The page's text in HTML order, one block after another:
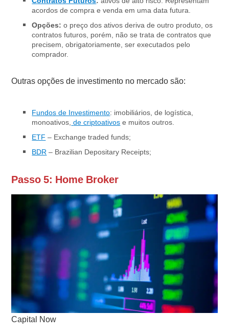
acordos de compra e venda em uma data futura.
Opções: o preço dos ativos deriva de outro produto, os
contratos futuros, porém, não se trata de contratos que
precisem, obrigatoriamente, ser executados pelo
comprador.
Outras opções de investimento no mercado são:
Fundos de Investimento: imobiliários, de logística,
monoativos, de criptoativos e muitos outros.
ETF – Exchange traded funds;
BDR – Brazilian Depositary Receipts;
Passo 5: Home Broker
Capital Now